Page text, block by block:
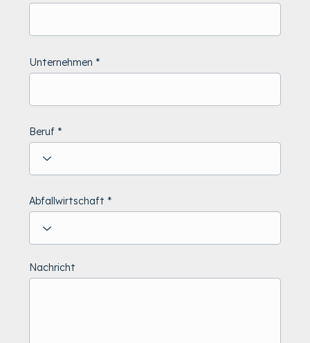
Unternehmen
Beruf
Abfallwirtschaft
Nachricht